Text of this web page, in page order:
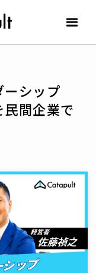
ーシップ
間企業で